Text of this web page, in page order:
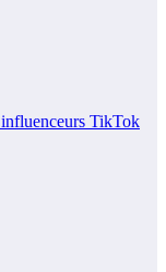
TikTok